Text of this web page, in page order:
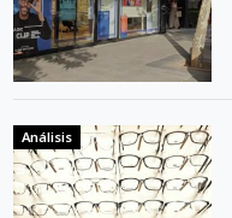
Análisis